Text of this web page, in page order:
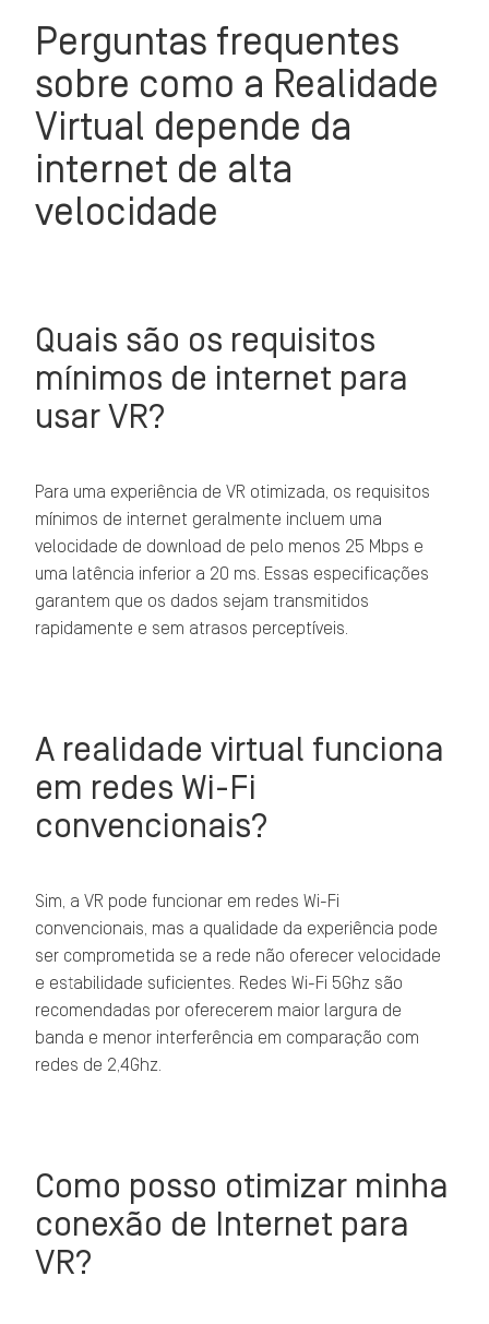
Perguntas frequentes
sobre como a Realidade
Virtual depende da
internet de alta
velocidade
Quais são os requisitos
mínimos de internet para
usar VR?
Para uma experiência de VR otimizada, os requisitos
mínimos de internet geralmente incluem uma
velocidade de download de pelo menos 25 Mbps e
uma latência inferior a 20 ms. Essas especificações
garantem que os dados sejam transmitidos
rapidamente e sem atrasos perceptíveis.
A realidade virtual funciona
em redes Wi-Fi
convencionais?
Sim, a VR pode funcionar em redes Wi-Fi
convencionais, mas a qualidade da experiência pode
ser comprometida se a rede não oferecer velocidade
e estabilidade suficientes. Redes Wi-Fi 5Ghz são
recomendadas por oferecerem maior largura de
banda e menor interferência em comparação com
redes de 2,4Ghz.
Como posso otimizar minha
conexão de Internet para
VR?